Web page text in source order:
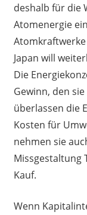
deshalb für die
Atomenergie
Atomkraftwerke
Japan will
Die
Gewinn, den
überlassen die
Kosten für
nehmen sie
Missgestaltung
Kauf.
Wenn